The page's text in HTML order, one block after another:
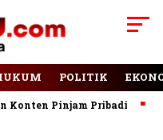
POLITIK
Pinjam Pribadi